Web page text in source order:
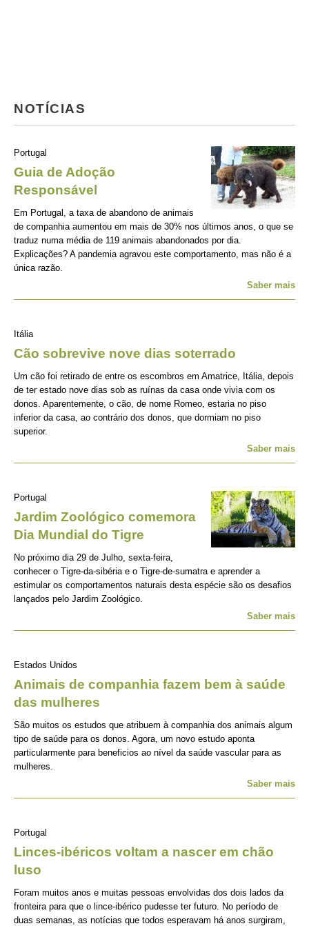
NOTÍCIAS
Portugal
Guia de Adoção
Responsável
Em Portugal, a taxa de abandono de animais
de companhia aumentou em mais de 30% nos últimos anos, o que se
traduz numa média de 119 animais abandonados por dia.
Explicações? A pandemia agravou este comportamento, mas não é a
única razão.
Saber mais
Itália
Cão sobrevive nove dias soterrado
Um cão foi retirado de entre os escombros em Amatrice, Itália, depois
de ter estado nove dias sob as ruínas da casa onde vivia com os
donos. Aparentemente, o cão, de nome Romeo, estaria no piso
inferior da casa, ao contrário dos donos, que dormiam no piso
superior.
Saber mais
Portugal
Jardim Zoológico comemora
Dia Mundial do Tigre
No próximo dia 29 de Julho, sexta-feira,
conhecer o Tigre-da-sibéria e o Tigre-de-sumatra e aprender a
estimular os comportamentos naturais desta espécie são os desafios
lançados pelo Jardim Zoológico.
Saber mais
Estados Unidos
Animais de companhia fazem bem à saúde
das mulheres
São muitos os estudos que atribuem à companhia dos animais algum
tipo de saúde para os donos. Agora, um novo estudo aponta
particularmente para beneficios ao nível da saúde vascular para as
mulheres.
Saber mais
Portugal
Linces-ibéricos voltam a nascer em chão
luso
Foram muitos anos e muitas pessoas envolvidas dos dois lados da
fronteira para que o lince-ibérico pudesse ter futuro. No período de
duas semanas, as notícias que todos esperavam há anos surgiram,